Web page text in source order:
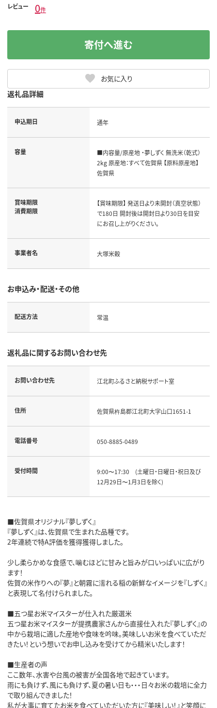
レビュー 0件
お気に入り
寄付へ進む
返礼品詳細
申込期日 通年
容量
■内容量/原産地 ・夢しずく 無洗米（乾式）
2kg 原産地：すべて佐賀県 【原料原産地】
佐賀県
賞味期限
消費期限
【賞味期限】 発送日より未開封（真空状態）
で180日 開封後は開封日より30日を目安
にお召し上がりください。
事業者名 大塚米穀
お申込み・配送・その他
配送方法 常温
返礼品に関するお問い合わせ先
お問い合わせ先 江北町ふるさと納税サポート室
住所 佐賀県杵島郡江北町大字山口1651-1
電話番号 050-8885-0489
受付時間
9:00〜17:30 (土曜日・日曜日・祝日及び
12月29日〜1月3日を除く)
■佐賀県オリジナル『夢しずく』
『夢しずく』は、佐賀県で生まれた品種です。
2年連続で特A評価を獲得獲得しました。
少し柔らかめな食感で、噛むほどに甘みと旨みが口いっぱいに広がり
ます！
佐賀の米作りへの『夢』と朝霧に濡れる稲の新鮮なイメージを『しずく』
と表現して名付けられました。
■五つ星お米マイスターが仕入れた厳選米
五つ星お米マイスターが提携農家さんから直接仕入れた『夢しずく』の
中から栽培に適した産地や食味を吟味。美味しいお米を食べていただ
きたい！という想いでお申し込みを受けてから精米いたします！
■生産者の声
ここ数年、水害や台風の被害が全国各地で起きています。
雨にも負けず、風にも負けず、夏の暑い日も・・・日々お米の栽培に全力
で取り組んできました！
私が大事に育てたお米を食べていただいた方に『美味しい！』と笑顔に